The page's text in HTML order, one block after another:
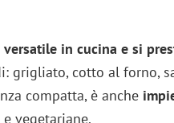
in cucina e si
grigliato, cotto al forno,
compatta, è anche
vegetariane.